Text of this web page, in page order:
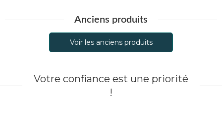
Anciens produits
Voir les anciens produits
Votre confiance est une priorité
!